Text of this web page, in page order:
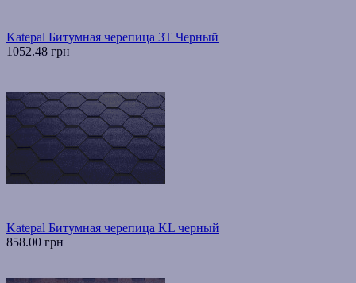
Katepal Битумная черепица 3T Черный
1052.48 грн
Katepal Битумная черепица KL черный
858.00 грн